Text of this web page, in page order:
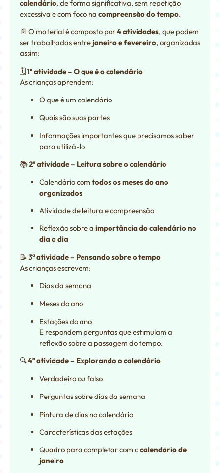
calendário, de forma significativa, sem repetição
excessiva e com foco na compreensão do tempo.
📄 O material é composto por4 atividades, que podem
ser trabalhadas entre janeiro e fevereiro, organizadas
assim:
🗓1ª atividade – O que é o calendário
As crianças aprendem:
O que é um calendário
Quais são suas partes
Informações importantes que precisamos saber
para utilizá-lo
📚2ª atividade – Leitura sobre o calendário
Calendário com todos os meses do ano
organizados
Atividade de leitura e compreensão
Reflexão sobre a importância do calendário no
dia a dia
📝 3ª atividade – Pensando sobre o tempo
As crianças escrevem:
Dias da semana
Meses do ano
Estações do ano
E respondem perguntas que estimulam a
reflexão sobre a passagem do tempo.
🔍4ª atividade – Explorando o calendário
Verdadeiro ou falso
Perguntas sobre dias da semana
Pintura de dias no calendário
Características das estações
Quadro para completar com ocalendário de
janeiro